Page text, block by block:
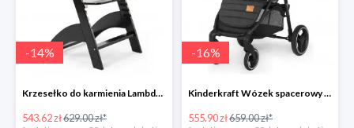
-14%
Krzesełko do karmienia Lambda 3 Black Childhome
543.62 zł629.00 zł*
-16%
Kinderkraft Wózek spacerowy Grande LX
555.90 zł659.00 zł*